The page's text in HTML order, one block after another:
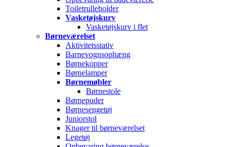
Toiletrulleholder
Vasketøjskurv
Vasketøjskurv i flet
Børneværelset
Aktivitetsstativ
Barnevognsophæng
Børnekopper
Børnelamper
Børnemøbler
Børnestole
Børnepuder
Børnesengetøj
Juniorstol
Knager til børneværelset
Legetøj